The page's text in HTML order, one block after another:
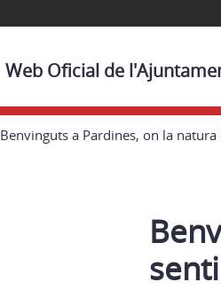
Web Oficial de
Benvinguts a Pardines, on la